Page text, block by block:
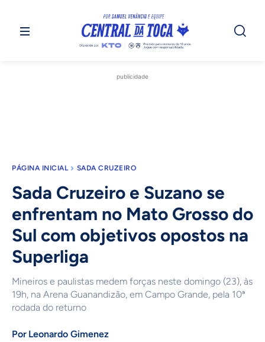
publicidade
PÁGINA INICIAL SADA CRUZEIRO
Sada Cruzeiro e Suzano se
enfrentam no Mato Grosso do
Sul com objetivos opostos na
Superliga
Mineiros e paulistas medem forças neste domingo (23), às
19h, na Arena Guanandizão, em Campo Grande, pela 10ª
rodada do returno
Por Leonardo Gimenez